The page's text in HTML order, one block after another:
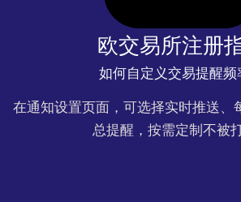
欧交易所注册
如何自定义交易提醒频
在通知设置页面，可选择实时推送、
总提醒，按需定制不被打